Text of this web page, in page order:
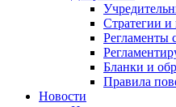
Стратегии
Регламенты
Бланки и
Правила
Новости